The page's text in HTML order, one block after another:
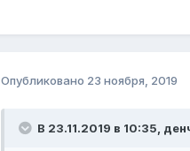
Опубликовано 23 ноября, 2019
В 23.11.2019 в 10:35,